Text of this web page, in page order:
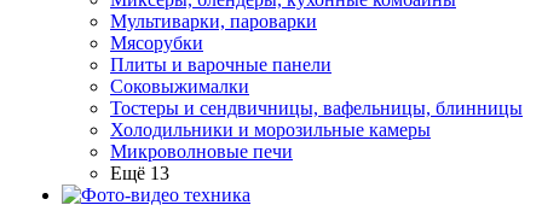
Мультиварки, пароварки
Мясорубки
Плиты и варочные панели
Соковыжималки
Тостеры и сендвичницы, вафельницы, блинницы
Холодильники и морозильные камеры
Микроволновые печи
Ещё 13